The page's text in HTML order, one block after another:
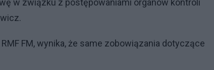
w związku z postępowaniami organów kontroli
FM, wynika, że same zobowiązania dotyczące